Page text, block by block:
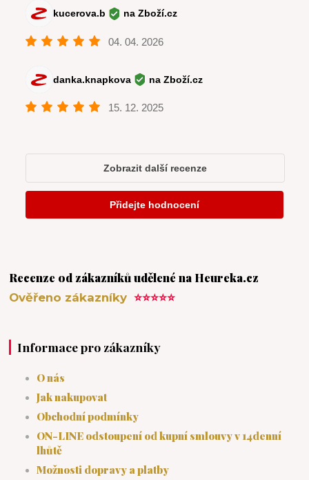
Recenze od zákazníků udělené na Heureka.cz
Ověřeno zákazníky⭐⭐⭐⭐⭐
Informace pro zákazníky
O nás
Jak nakupovat
Obchodní podmínky
ON-LINE odstoupení od kupní smlouvy v 14denní
lhůtě
Možnosti dopravy a platby